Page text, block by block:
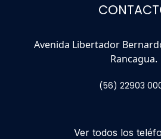
Avenida Libertador
Rancagua.
(56) 22903
Ver todos los